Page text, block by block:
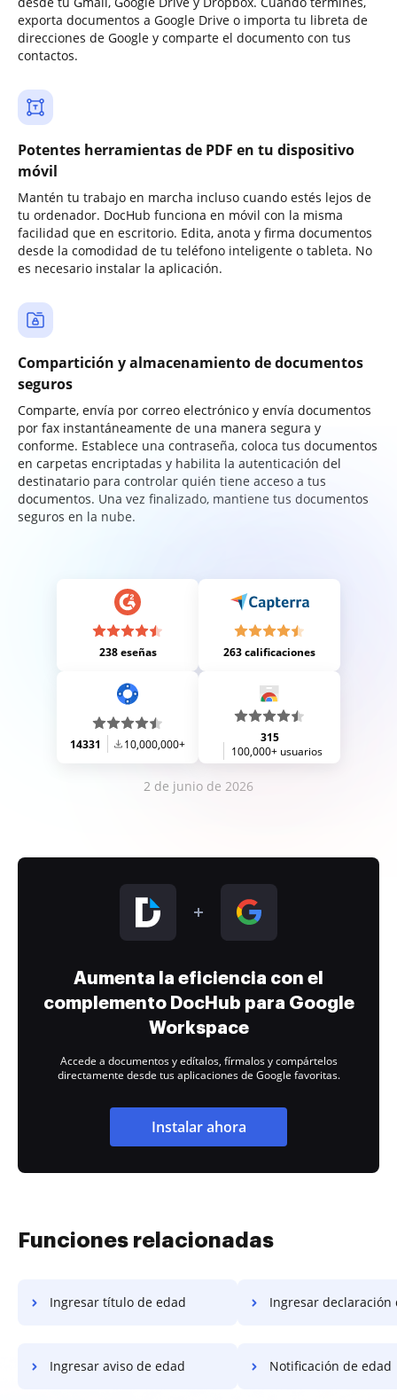
exporta documentos a Google Drive o importa tu libreta de
direcciones de Google y comparte el documento con tus
contactos.
Potentes herramientas de PDF en tu dispositivo
móvil
Mantén tu trabajo en marcha incluso cuando estés lejos de
tu ordenador. DocHub funciona en móvil con la misma
facilidad que en escritorio. Edita, anota y firma documentos
desde la comodidad de tu teléfono inteligente o tableta. No
es necesario instalar la aplicación.
Compartición y almacenamiento de documentos
seguros
Comparte, envía por correo electrónico y envía documentos
por fax instantáneamente de una manera segura y
conforme. Establece una contraseña, coloca tus documentos
en carpetas encriptadas y habilita la autenticación del
destinatario para controlar quién tiene acceso a tus
documentos. Una vez finalizado, mantiene tus documentos
seguros en la nube.
238 eseñas 263 calificaciones
14331 10,000,000+
315
100,000+ usuarios
2 de junio de 2026
Aumenta la eficiencia con el
complemento DocHub para Google
Workspace
Accede a documentos y edítalos, fírmalos y compártelos
directamente desde tus aplicaciones de Google favoritas.
Instalar ahora
Funciones relacionadas
Ingresar título de edad Ingresar declaración
Ingresar aviso de edad Notificación de edad